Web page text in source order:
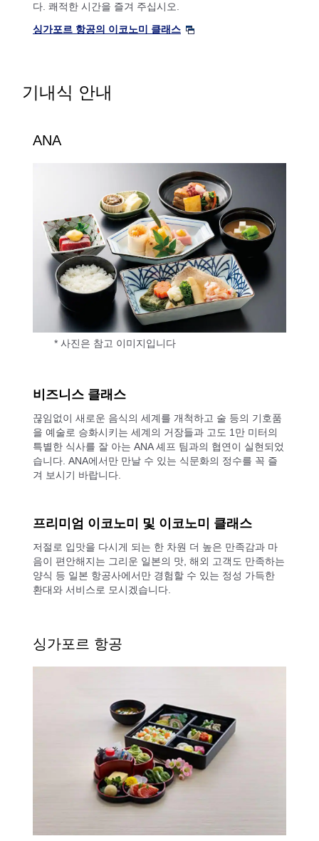
다. 쾌적한 시간을 즐겨 주십시오.
싱가포르 항공의 이코노미 클래스
기내식 안내
ANA
* 사진은 참고 이미지입니다
비즈니스 클래스
끊임없이 새로운 음식의 세계를 개척하고 술 등의 기호품
을 예술로 승화시키는 세계의 거장들과 고도 1만 미터의
특별한 식사를 잘 아는 ANA 셰프 팀과의 협연이 실현되었
습니다. ANA에서만 만날 수 있는 식문화의 정수를 꼭 즐
겨 보시기 바랍니다.
프리미엄 이코노미 및 이코노미 클래스
저절로 입맛을 다시게 되는 한 차원 더 높은 만족감과 마
음이 편안해지는 그리운 일본의 맛, 해외 고객도 만족하는
양식 등 일본 항공사에서만 경험할 수 있는 정성 가득한
환대와 서비스로 모시겠습니다.
싱가포르 항공